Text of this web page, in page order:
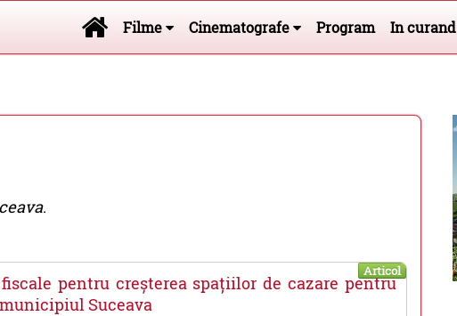
Filme Cinematografe Program In curand
.
Articol
pentru creșterea spațiilor de cazare pentru
Suceava